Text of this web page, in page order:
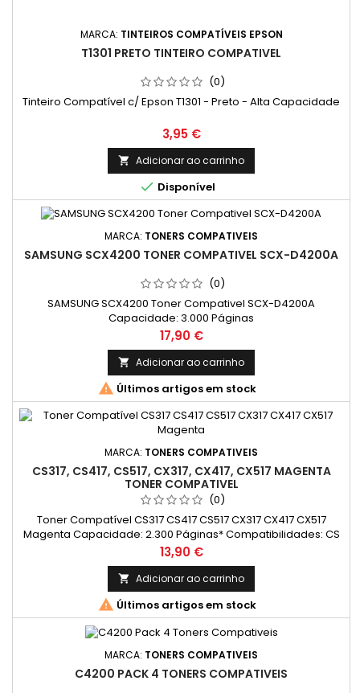
MARCA: TINTEIROS COMPATÍVEIS EPSON
T1301 PRETO TINTEIRO COMPATIVEL
(0)
Tinteiro Compatível c/ Epson T1301 - Preto - Alta Capacidade
Preço
3,95 €
 Adicionar ao carrinho
 Disponível
MARCA: TONERS COMPATIVEIS
SAMSUNG SCX4200 TONER COMPATIVEL SCX-D4200A
(0)
SAMSUNG SCX4200 Toner Compativel SCX-D4200A
Capacidade: 3.000 Páginas
Preço
17,90 €
 Adicionar ao carrinho
 Últimos artigos em stock
MARCA: TONERS COMPATIVEIS
CS317, CS417, CS517, CX317, CX417, CX517 MAGENTA
TONER COMPATIVEL
(0)
Toner Compatível CS317 CS417 CS517 CX317 CX417 CX517
Magenta Capacidade: 2.300 Páginas* Compatibilidades: CS
317dn; CS 417dn; CS 517de; CX 317dn; CX 417de; CX 517de.
Preço
13,90 €
 Adicionar ao carrinho
 Últimos artigos em stock
MARCA: TONERS COMPATIVEIS
C4200 PACK 4 TONERS COMPATIVEIS